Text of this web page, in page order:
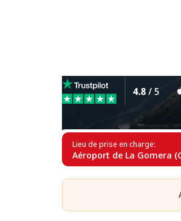
Lieu de prise en charge:
Aéroport de La Gomera